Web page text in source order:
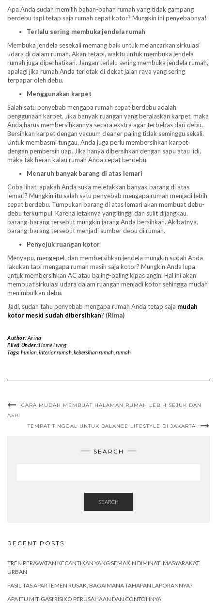
Apa Anda sudah memilih bahan-bahan rumah yang tidak gampang
berdebu tapi tetap saja rumah cepat kotor? Mungkin ini penyebabnya!
Terlalu sering membuka jendela rumah
Membuka jendela sesekali memang baik untuk melancarkan sirkulasi
udara di dalam rumah. Akan tetapi, waktu untuk membuka jendela
rumah juga diperhatikan. Jangan terlalu sering membuka jendela rumah,
apalagi jika rumah Anda terletak di dekat jalan raya yang sering
terpapar oleh debu.
Menggunakan karpet
Salah satu penyebab mengapa rumah cepat berdebu adalah
penggunaan karpet. Jika banyak ruangan yang beralaskan karpet, maka
Anda harus membersihkannya secara ekstra agar terbebas dari debu.
Bersihkan karpet dengan vacuum cleaner paling tidak seminggu sekali.
Untuk membasmi tungau, Anda juga perlu membersihkan karpet
dengan pembersih uap. Jika hanya dibersihkan dengan sapu atau lidi,
maka tak heran kalau rumah Anda cepat berdebu.
Menaruh banyak barang di atas lemari
Coba lihat, apakah Anda suka meletakkan banyak barang di atas
lemari? Mungkin itu salah satu penyebab mengapa rumah menjadi lebih
cepat berdebu. Tumpukan barang di atas lemari akan membuat debu-
debu terkumpul. Karena letaknya yang tinggi dan sulit dijangkau,
barang-barang tersebut mungkin jarang Anda bersihkan. Akibatnya,
barang-barang tersebut menjadi sumber debu di rumah.
Penyejuk ruangan kotor
Menyapu, mengepel, dan membersihkan jendela mungkin sudah Anda
lakukan tapi mengapa rumah masih saja kotor? Mungkin Anda lupa
untuk membersihkan AC atau baling-baling kipas angin. Hal ini akan
membuat sirkulasi udara dalam ruangan menjadi kotor sehingga mudah
menimbulkan debu.
Jadi, sudah tahu penyebab mengapa rumah Anda tetap saja mudah
kotor meski sudah dibersihkan? (Rima)
Author:Arina
Filed Under:Home Living
Tags: hunian, interior rumah, kebersihan rumah, rumah
CARA MUDAH MEMBUAT HALAMAN RUMAH LEBIH SEJUK DAN
ASRI
TEMPAT TINGGAL UNTUK BALANCE LIFESTYLE DI JAKARTA
SEARCH
SEARCH
RECENT POSTS
TREN PERAWATAN KECANTIKAN YANG SEMAKIN DIMINATI MASYARAKAT
URBAN
FASILITAS APARTEMEN RUSAK, BAGAIMANA TAHAPAN LAPORANNYA?
APA ITU MITIGASI RISIKO PERUSAHAAN DAN CONTOHNYA